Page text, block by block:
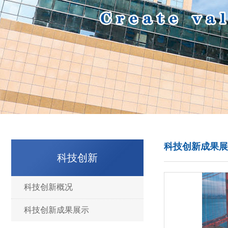
科技创新
科技创新概况
科技创新成果展示
科技创新成果